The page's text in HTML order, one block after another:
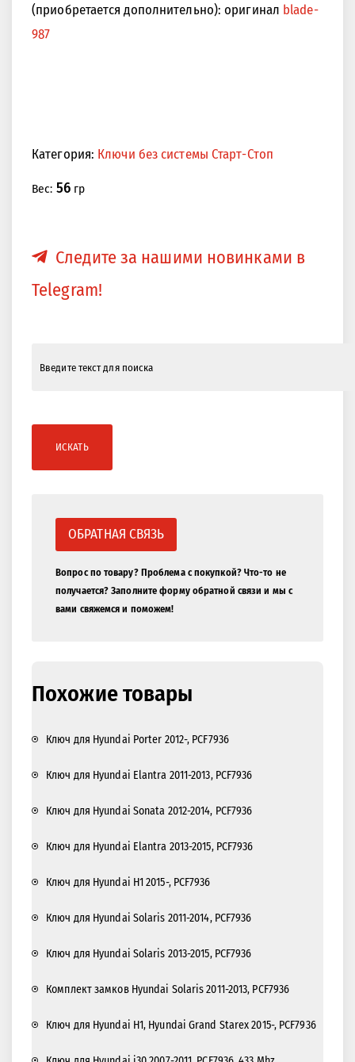
<<
(приобретается дополнительно): оригинал blade-
987
Категория: Ключи без системы Старт-Стоп
Вес: 56гр
Следите за нашими новинками в
Telegram!
ИСКАТЬ
ОБРАТНАЯ СВЯЗЬ
Вопрос по товару? Проблема с покупкой? Что-то не
получается? Заполните форму обратной связи и мы с
вами свяжемся и поможем!
Похожие товары
Ключ для Hyundai Porter 2012-, PCF7936
Ключ для Hyundai Elantra 2011-2013, PCF7936
Ключ для Hyundai Sonata 2012-2014, PCF7936
Ключ для Hyundai Elantra 2013-2015, PCF7936
Ключ для Hyundai H1 2015-, PCF7936
Ключ для Hyundai Solaris 2011-2014, PCF7936
Ключ для Hyundai Solaris 2013-2015, PCF7936
Комплект замков Hyundai Solaris 2011-2013, PCF7936
Ключ для Hyundai H1, Hyundai Grand Starex 2015-, PCF7936